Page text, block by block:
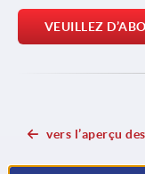
VEUILLEZ
vers l’aperçu